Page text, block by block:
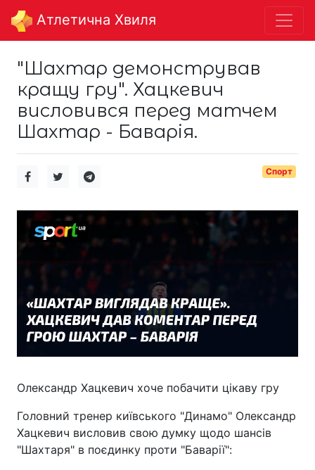
Aтлетична Хвиля
"Шахтар демонстрував
кращу гру". Хацкевич
висловився перед матчем
Шахтар - Баварія.
Спорт
Олександр Хацкевич хоче побачити цікаву гру
Головний тренер київського "Динамо" Олександр
Хацкевич висловив свою думку щодо шансів
"Шахтаря" в поєдинку проти "Баварії":